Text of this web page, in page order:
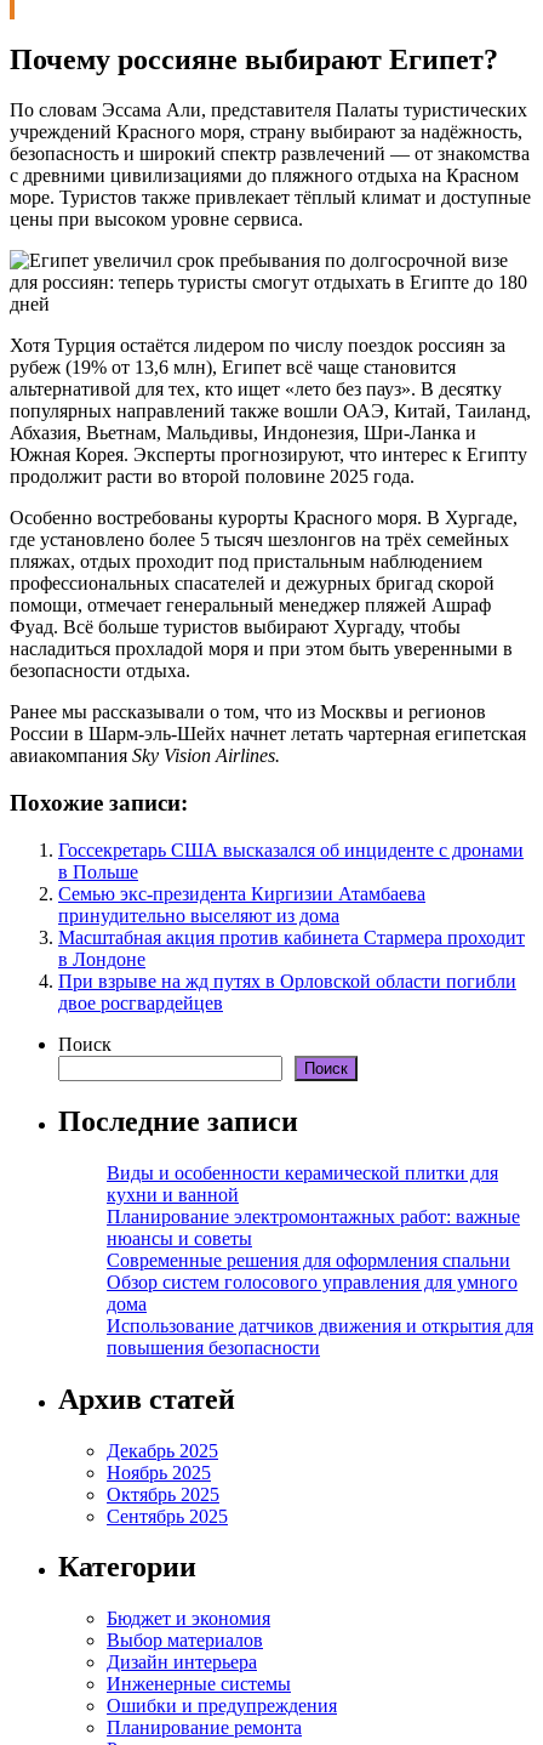
Почему россияне выбирают Египет?
По словам Эссама Али, представителя Палаты туристических
учреждений Красного моря, страну выбирают за надёжность,
безопасность и широкий спектр развлечений — от знакомства
с древними цивилизациями до пляжного отдыха на Красном
море. Туристов также привлекает тёплый климат и доступные
цены при высоком уровне сервиса.
Хотя Турция остаётся лидером по числу поездок россиян за
рубеж (19% от 13,6 млн), Египет всё чаще становится
альтернативой для тех, кто ищет «лето без пауз». В десятку
популярных направлений также вошли ОАЭ, Китай, Таиланд,
Абхазия, Вьетнам, Мальдивы, Индонезия, Шри-Ланка и
Южная Корея. Эксперты прогнозируют, что интерес к Египту
продолжит расти во второй половине 2025 года.
Особенно востребованы курорты Красного моря. В Хургаде,
где установлено более 5 тысяч шезлонгов на трёх семейных
пляжах, отдых проходит под пристальным наблюдением
профессиональных спасателей и дежурных бригад скорой
помощи, отмечает генеральный менеджер пляжей Ашраф
Фуад. Всё больше туристов выбирают Хургаду, чтобы
насладиться прохладой моря и при этом быть уверенными в
безопасности отдыха.
Ранее мы рассказывали о том, что из Москвы и регионов
России в Шарм-эль-Шейх начнет летать чартерная египетская
авиакомпания Sky Vision Airlines.
Похожие записи:
Госсекретарь США высказался об инциденте с дронами
в Польше
Семью экс-президента Киргизии Атамбаева
принудительно выселяют из дома
Масштабная акция против кабинета Стармера проходит
в Лондоне
При взрыве на жд путях в Орловской области погибли
двое росгвардейцев
Поиск
Поиск
Последние записи
Виды и особенности керамической плитки для
кухни и ванной
Планирование электромонтажных работ: важные
нюансы и советы
Современные решения для оформления спальни
Обзор систем голосового управления для умного
дома
Использование датчиков движения и открытия для
повышения безопасности
Архив статей
Декабрь 2025
Ноябрь 2025
Октябрь 2025
Сентябрь 2025
Категории
Бюджет и экономия
Выбор материалов
Дизайн интерьера
Инженерные системы
Ошибки и предупреждения
Планирование ремонта